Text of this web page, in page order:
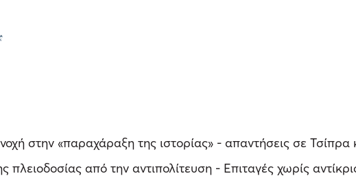
στην «παραχάραξη της ιστορίας» - απαντήσεις σε Τσίπρα
πλειοδοσίας από την αντιπολίτευση - Επιταγές χωρίς